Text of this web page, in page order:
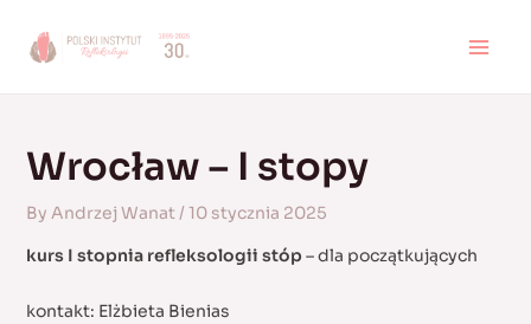
Wrocław – I stopy
By Andrzej Wanat/10 stycznia 2025
kurs I stopnia refleksologii stóp– dla początkujących
kontakt: Elżbieta Bienias